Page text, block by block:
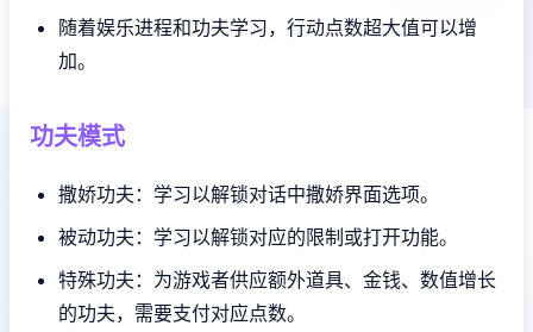
随着娱乐进程和功夫学习，行动点数超大值可以增
加。
功夫模式
撒娇功夫：学习以解锁对话中撒娇界面选项。
被动功夫：学习以解锁对应的限制或打开功能。
特殊功夫：为游戏者供应额外道具、金钱、数值增长
的功夫，需要支付对应点数。